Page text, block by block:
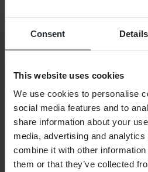
Consent Details
This website uses cookies
We use cookies to personalise
social media features and to
share information about your
media, advertising and
combine it with other information
them or that they’ve collected
Wielstabilisator
4.7 (102)
-31%
€ 23,99
Je bespaart € 11,00
Laagsteprijsgarantie